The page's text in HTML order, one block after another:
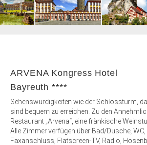
ARVENA Kongress Hotel
Bayreuth ****
Sehenswürdigkeiten wie der Schlossturm,
sind bequem zu erreichen. Zu den
Restaurant „Arvena“, eine fränkische
Alle Zimmer verfügen über Bad/Dusche,
Faxanschluss, Flatscreen-TV, Radio,